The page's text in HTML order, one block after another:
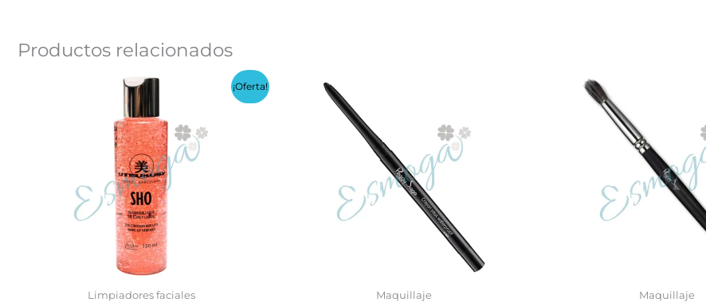
Productos relacionados
¡Oferta!
Limpiadores faciales Maquillaje Maquillaje